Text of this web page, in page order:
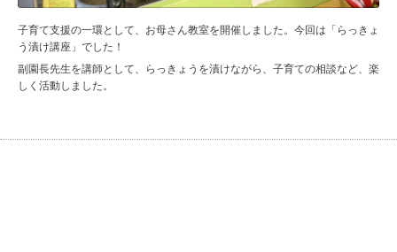
子育て支援の一環として、お母さん教室を開催しました。今回は「らっきょ
う漬け講座」でした！
副園長先生を講師として、らっきょうを漬けながら、子育ての相談など、楽
しく活動しました。